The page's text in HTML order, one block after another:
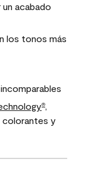
acabado
los tonos más
®,
colorantes y